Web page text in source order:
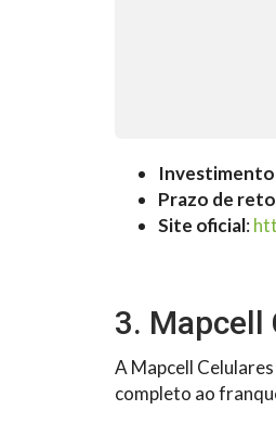
Prazo de
Site oficial:
3. Mapcell
A Mapcell
completo ao